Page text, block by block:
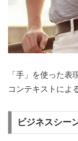
「手」を使った
コンテキストによ
ビジネスシー